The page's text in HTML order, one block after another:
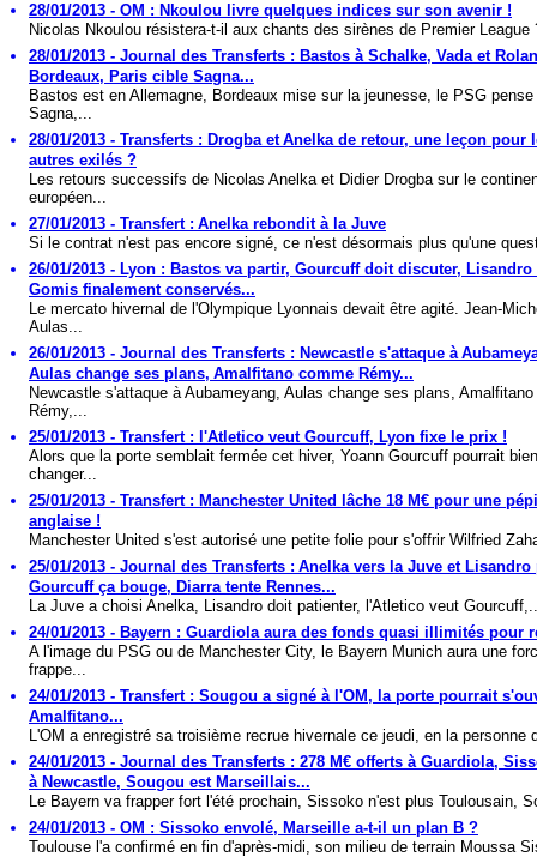
28/01/2013 - OM : Nkoulou livre quelques indices sur son avenir !
Nicolas Nkoulou résistera-t-il aux chants des sirènes de Premier League
28/01/2013 - Journal des Transferts : Bastos à Schalke, Vada et
Bordeaux, Paris cible Sagna...
Bastos est en Allemagne, Bordeaux mise sur la jeunesse, le PSG pense
Sagna,...
28/01/2013 - Transferts : Drogba et Anelka de retour, une leçon pour
autres exilés ?
Les retours successifs de Nicolas Anelka et Didier Drogba sur le
européen...
27/01/2013 - Transfert : Anelka rebondit à la Juve
Si le contrat n'est pas encore signé, ce n'est désormais plus qu'une
26/01/2013 - Lyon : Bastos va partir, Gourcuff doit discuter, Lisandro
Gomis finalement conservés...
Le mercato hivernal de l'Olympique Lyonnais devait être agité. Jean-
Aulas...
26/01/2013 - Journal des Transferts : Newcastle s'attaque à
Aulas change ses plans, Amalfitano comme Rémy...
Newcastle s'attaque à Aubameyang, Aulas change ses plans,
Rémy,...
25/01/2013 - Transfert : l'Atletico veut Gourcuff, Lyon fixe le prix !
Alors que la porte semblait fermée cet hiver, Yoann Gourcuff pourrait bien
changer...
25/01/2013 - Transfert : Manchester United lâche 18 M€ pour une
anglaise !
Manchester United s'est autorisé une petite folie pour s'offrir Wilfried
25/01/2013 - Journal des Transferts : Anelka vers la Juve et Lisandro
Gourcuff ça bouge, Diarra tente Rennes...
La Juve a choisi Anelka, Lisandro doit patienter, l'Atletico veut
24/01/2013 - Bayern : Guardiola aura des fonds quasi illimités pour
A l'image du PSG ou de Manchester City, le Bayern Munich aura une
frappe...
24/01/2013 - Transfert : Sougou a signé à l'OM, la porte pourrait
Amalfitano...
L'OM a enregistré sa troisième recrue hivernale ce jeudi, en la personne
24/01/2013 - Journal des Transferts : 278 M€ offerts à Guardiola,
à Newcastle, Sougou est Marseillais...
Le Bayern va frapper fort l'été prochain, Sissoko n'est plus Toulousain,
24/01/2013 - OM : Sissoko envolé, Marseille a-t-il un plan B ?
Toulouse l'a confirmé en fin d'après-midi, son milieu de terrain Moussa